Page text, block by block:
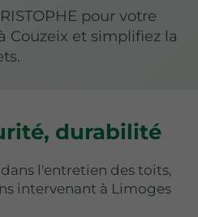
pour votre
Couzeix et simplifiez la
durabilité
l'entretien des toits,
intervenant à Limoges